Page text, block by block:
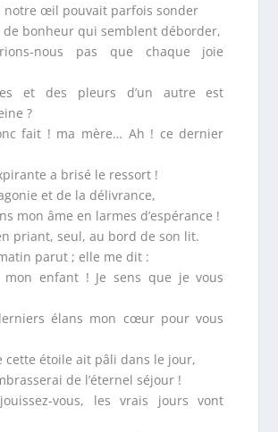
notre œil pouvait parfois sonder
de bonheur qui semblent déborder,
nous pas que chaque joie
et des pleurs d’un autre est
?
fait ! ma mère… Ah ! ce dernier
a brisé le ressort !
et de la délivrance,
mon âme en larmes d’espérance !
priant, seul, au bord de son lit.
parut ; elle me dit :
mon enfant ! Je sens que je vous
élans mon cœur pour vous
cette étoile ait pâli dans le jour,
de l’éternel séjour !
vous, les vrais jours vont